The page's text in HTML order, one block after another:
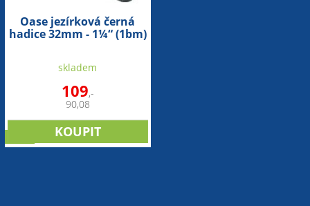
Oase jezírková černá
hadice 32mm - 1¼“ (1bm)
skladem
109,-
90,08